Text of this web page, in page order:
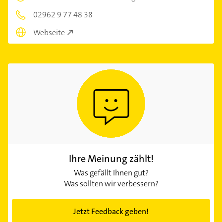
02962 9 77 48 38
Webseite
Ihre Meinung zählt!
Was gefällt Ihnen gut?
Was sollten wir verbessern?
Jetzt Feedback geben!